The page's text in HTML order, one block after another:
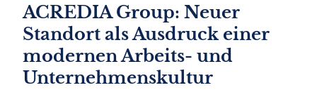
ACREDIA Group: Neuer
Standort als Ausdruck einer
modernen Arbeits- und
Unternehmenskultur